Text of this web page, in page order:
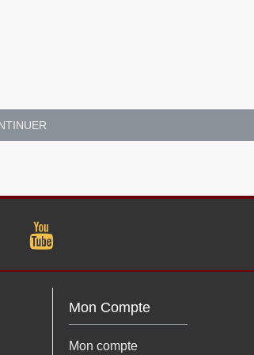
Mon Compte
Mon compte